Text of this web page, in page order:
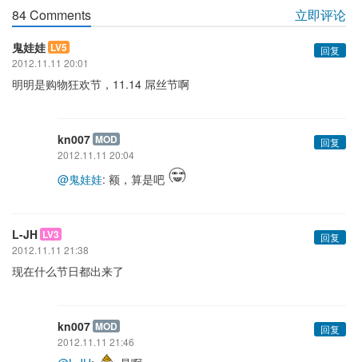
84 Comments 立即评论
鬼娃娃 LV5
回复
2012.11.11 20:01
明明是购物狂欢节，11.14 屌丝节啊
kn007 MOD
回复
2012.11.11 20:04
@鬼娃娃: 额，算是吧
L-JH LV3
回复
2012.11.11 21:38
现在什么节日都出来了
kn007 MOD
回复
2012.11.11 21:46